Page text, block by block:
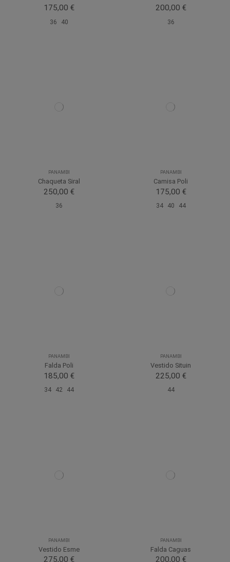
175,00 €
36 40
200,00 €
36
PANAMBI
Chaqueta Siral
250,00 €
36
PANAMBI
Camisa Poli
175,00 €
34 40 44
PANAMBI
Falda Poli
185,00 €
34 42 44
PANAMBI
Vestido Situin
225,00 €
44
PANAMBI
Vestido Esme
275,00 €
PANAMBI
Falda Caguas
200,00 €